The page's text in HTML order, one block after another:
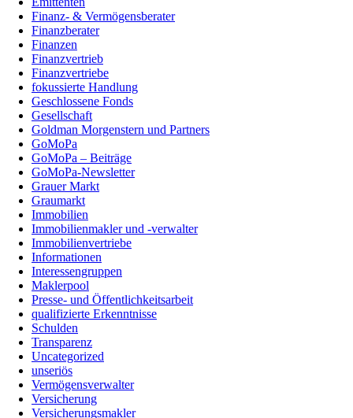
Finanz- & Vermögensberater
Finanzberater
Finanzen
Finanzvertrieb
Finanzvertriebe
fokussierte Handlung
Geschlossene Fonds
Gesellschaft
Goldman Morgenstern und Partners
GoMoPa
GoMoPa – Beiträge
GoMoPa-Newsletter
Grauer Markt
Graumarkt
Immobilien
Immobilienmakler und -verwalter
Immobilienvertriebe
Informationen
Interessengruppen
Maklerpool
Presse- und Öffentlichkeitsarbeit
qualifizierte Erkenntnisse
Schulden
Transparenz
Uncategorized
unseriös
Vermögensverwalter
Versicherung
Versicherungsmakler